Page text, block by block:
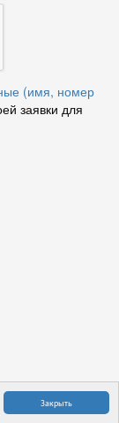
Закрыть
(имя, номер
заявки для